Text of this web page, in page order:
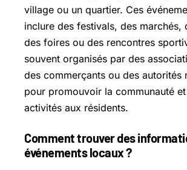
village ou un quartier. Ces
inclure des festivals, des marchés,
des foires ou des rencontres
souvent organisés par des
des commerçants ou des autorités
pour promouvoir la communauté
activités aux résidents.
Comment trouver des
événements locaux ?